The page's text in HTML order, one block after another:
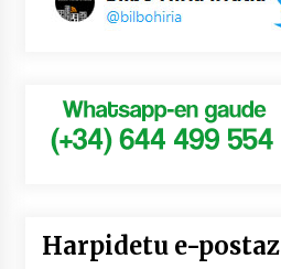
Harpidetu e-postaz